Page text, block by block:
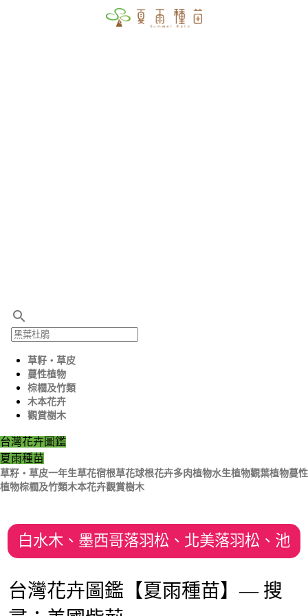
search
草籽‧草皮
蔓性植物
棕櫚及竹類
木本花卉
觀賞樹木
台灣花卉圖鑑
夏雨種苗
草籽‧草皮一年生草花宿根草花球根花卉多肉植物水生植物觀葉植物蔓性
植物棕櫚及竹類木本花卉觀賞樹木
白水木、墨西哥落羽松、北美落羽松、池
台灣花卉圖鑑【夏雨種苗】— 搜